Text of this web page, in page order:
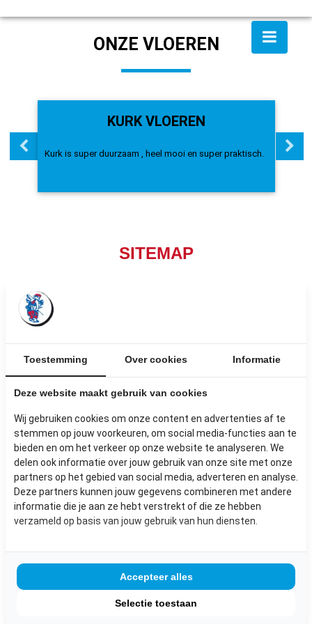
ONZE VLOEREN
KURK VLOEREN
Kurk is super duurzaam , heel mooi en super praktisch.
SITEMAP
Onze hub
Werken bij
Contact
FAQ
Algemene voorwaarden
VOLG ONS VOOR NOG MEER
INSPIRATIE
Toestemming Over cookies Informatie
Deze website maakt gebruik van cookies
Wij gebruiken cookies om onze content en advertenties af te
stemmen op jouw voorkeuren, om social media-functies aan te
bieden en om het verkeer op onze website te analyseren. We
delen ook informatie over jouw gebruik van onze site met onze
partners op het gebied van social media, adverteren en analyse.
Deze partners kunnen jouw gegevens combineren met andere
informatie die je aan ze hebt verstrekt of die ze hebben
verzameld op basis van jouw gebruik van hun diensten.
Selectie toestaan
Accepteer alles